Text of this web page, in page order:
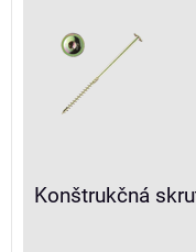
Konštrukčná